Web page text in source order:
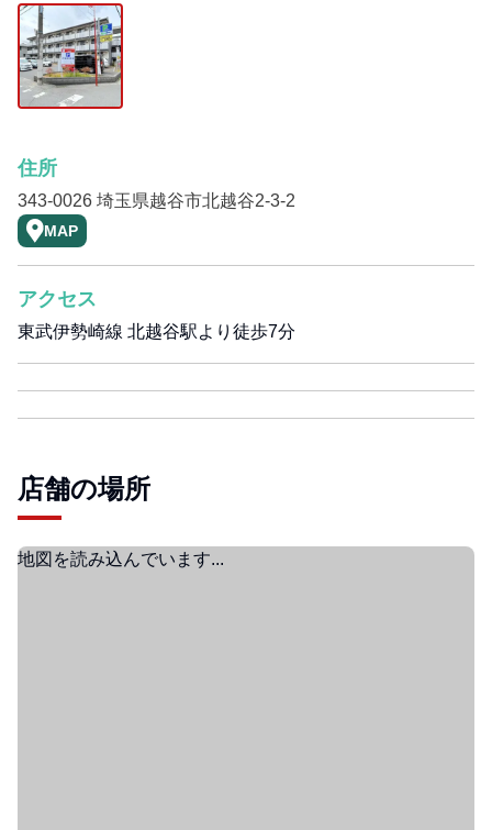
住所
343-0026 埼玉県越谷市北越谷2-3-2
MAP
アクセス
東武伊勢崎線 北越谷駅より徒歩7分
店舗の場所
地図を読み込んでいます...